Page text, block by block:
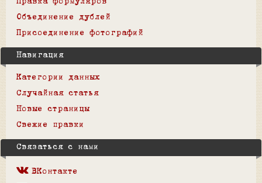
Правка формуляров
Объединение дублей
Присоединение фотографий
Навигация
Категории данных
Случайная статья
Новые страницы
Свежие правки
Связаться с нами
ВКонтакте